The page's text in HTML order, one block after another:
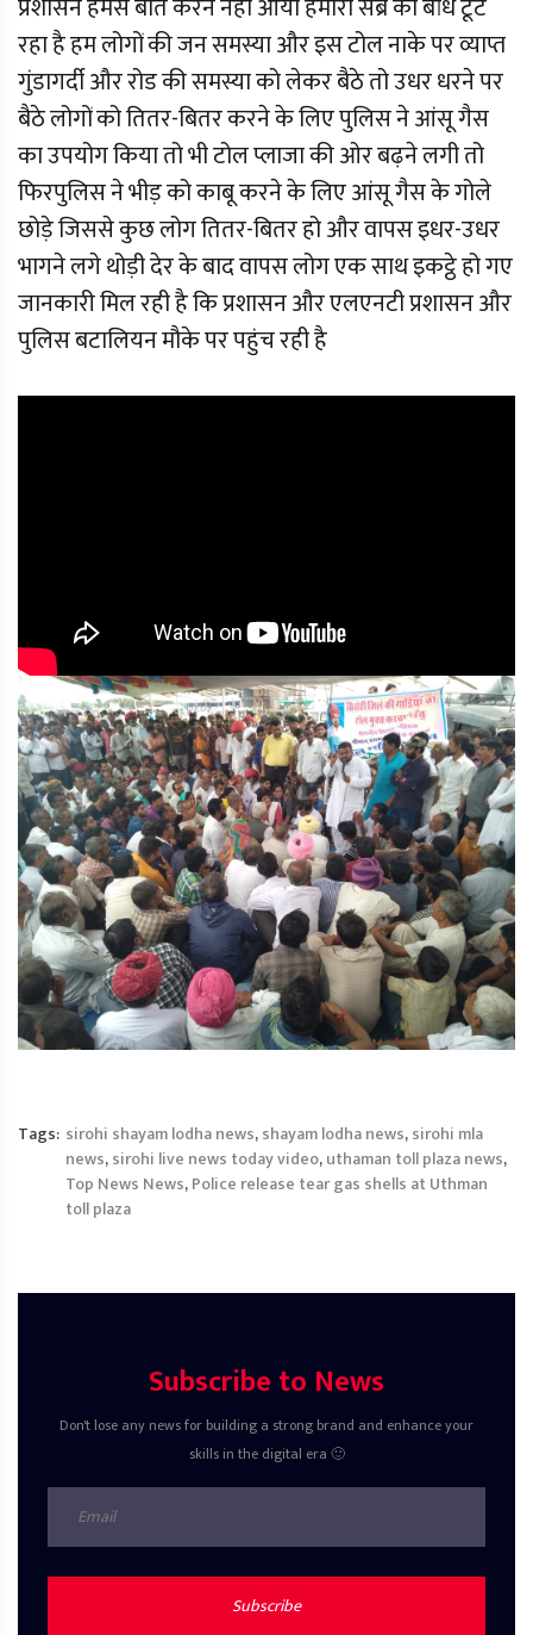
प्रशासन हमसे बात करने नहीं आया हमारा सब्र का बांध टूट
रहा है हम लोगों की जन समस्या और इस टोल नाके पर व्याप्त
गुंडागर्दी और रोड की समस्या को लेकर बैठे तो उधर धरने पर
बैठे लोगों को तितर-बितर करने के लिए पुलिस ने आंसू गैस
का उपयोग किया तो भी टोल प्लाजा की ओर बढ़ने लगी तो
फिरपुलिस ने भीड़ को काबू करने के लिए आंसू गैस के गोले
छोड़े जिससे कुछ लोग तितर-बितर हो और वापस इधर-उधर
भागने लगे थोड़ी देर के बाद वापस लोग एक साथ इकट्ठे हो गए
जानकारी मिल रही है कि प्रशासन और एलएनटी प्रशासन और
पुलिस बटालियन मौके पर पहुंच रही है
Tags: sirohi shayam lodha news,shayam lodha news,sirohi mla
news,sirohi live news today video,uthaman toll plaza news,
Top News News,Police release tear gas shells at Uthman
toll plaza
Subscribe to News
Don't lose any news for building a strong brand and enhance your
skills in the digital era 🙂
Subscribe